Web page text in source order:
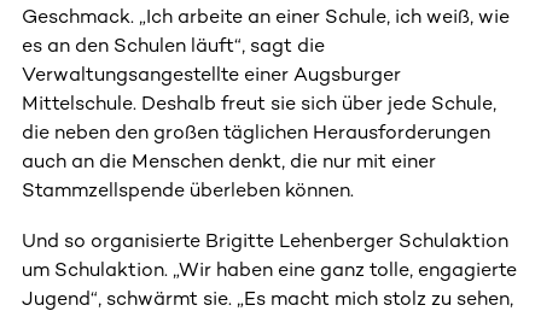
Geschmack. „Ich arbeite an einer Schule, ich weiß, wie
es an den Schulen läuft“, sagt die
Verwaltungsangestellte einer Augsburger
Mittelschule. Deshalb freut sie sich über jede Schule,
die neben den großen täglichen Herausforderungen
auch an die Menschen denkt, die nur mit einer
Stammzellspende überleben können.
Und so organisierte Brigitte Lehenberger Schulaktion
um Schulaktion. „Wir haben eine ganz tolle, engagierte
Jugend“, schwärmt sie. „Es macht mich stolz zu sehen,